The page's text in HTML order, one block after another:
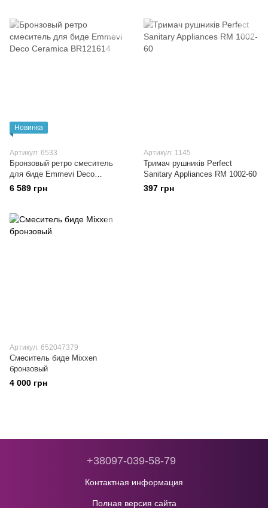
Новинка
Артикул: 6533
Бронзовый ретро смеситель
для биде Emmevi Deco
Ceramica BR121614
6 589 грн
Артикул: 1145
Тримач рушників Perfect
Sanitary Appliances RM 1002-60
397 грн
Артикул: 652047379
Смеситель биде Mixxen
бронзовый
4 000 грн
+38097-039-58-79
Контактная информация
Полная версия сайта